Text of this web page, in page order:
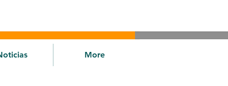
More